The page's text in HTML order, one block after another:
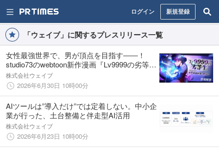
ログイン 新規登録
「ウェイブ」に関するプレスリリース一覧
女性最強世界で、男が頂点を目指す――！
studio73のwebtoon新作漫画『Lv9999の劣等生
～回帰した俺は女性最強世界を無双する～』
情報解禁！
株式会社ウェイブ
2026年6月30日 10時00分
AIツールは”導入だけ”では定着しない。中小企
業が行った、土台整備と伴走型AI活用
株式会社ウェイブ
2026年6月23日 10時00分